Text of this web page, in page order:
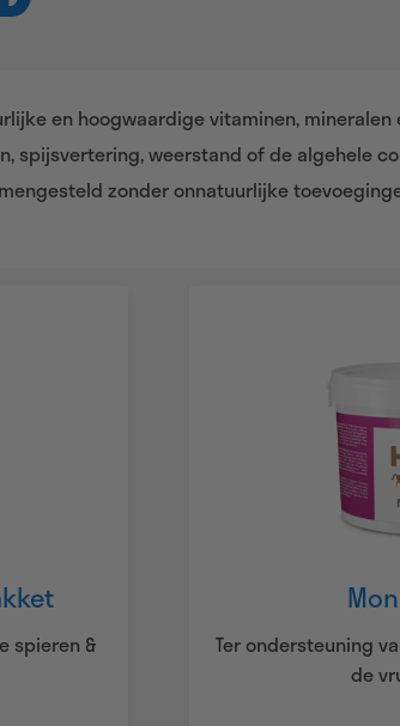
en hoogwaardige vitaminen,
spijsvertering, weerstand of de algehele
zonder onnatuurlijke
spieren &
Ter ondersteuning
de